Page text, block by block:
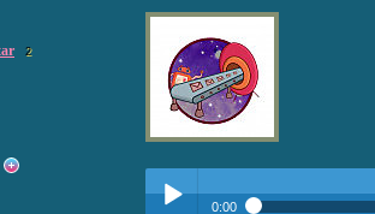
0:00
2